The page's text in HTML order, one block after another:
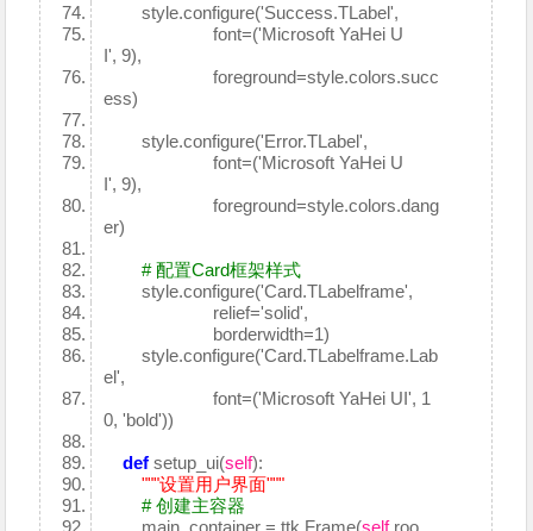
style.configure('Success.TLabel',
font=('Microsoft YaHei U
I', 9),
foreground=style.colors.succ
ess)
style.configure('Error.TLabel',
font=('Microsoft YaHei U
I', 9),
foreground=style.colors.dang
er)
# 配置Card框架样式
style.configure('Card.TLabelframe',
relief='solid',
borderwidth=1)
style.configure('Card.TLabelframe.Lab
el',
font=('Microsoft YaHei UI', 1
0, 'bold'))
def setup_ui(self):
"""设置用户界面"""
# 创建主容器
main_container = ttk.Frame(self.roo